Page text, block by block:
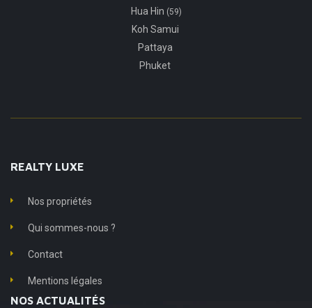
Hua Hin (59)
Koh Samui
Pattaya
Phuket
REALTY LUXE
Nos propriétés
Qui sommes-nous ?
Contact
Mentions légales
NOS ACTUALITÉS